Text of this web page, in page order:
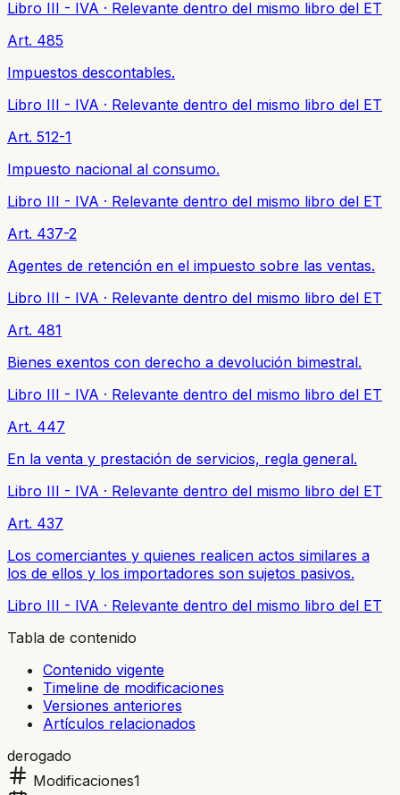
Libro III - IVA · Relevante dentro del mismo libro del ET
Art. 485
Impuestos descontables.
Libro III - IVA · Relevante dentro del mismo libro del ET
Art. 512-1
Impuesto nacional al consumo.
Libro III - IVA · Relevante dentro del mismo libro del ET
Art. 437-2
Agentes de retención en el impuesto sobre las ventas.
Libro III - IVA · Relevante dentro del mismo libro del ET
Art. 481
Bienes exentos con derecho a devolución bimestral.
Libro III - IVA · Relevante dentro del mismo libro del ET
Art. 447
En la venta y prestación de servicios, regla general.
Libro III - IVA · Relevante dentro del mismo libro del ET
Art. 437
Los comerciantes y quienes realicen actos similares a
los de ellos y los importadores son sujetos pasivos.
Libro III - IVA · Relevante dentro del mismo libro del ET
Tabla de contenido
Contenido vigente
Timeline de modificaciones
Versiones anteriores
Artículos relacionados
derogado
Modificaciones1